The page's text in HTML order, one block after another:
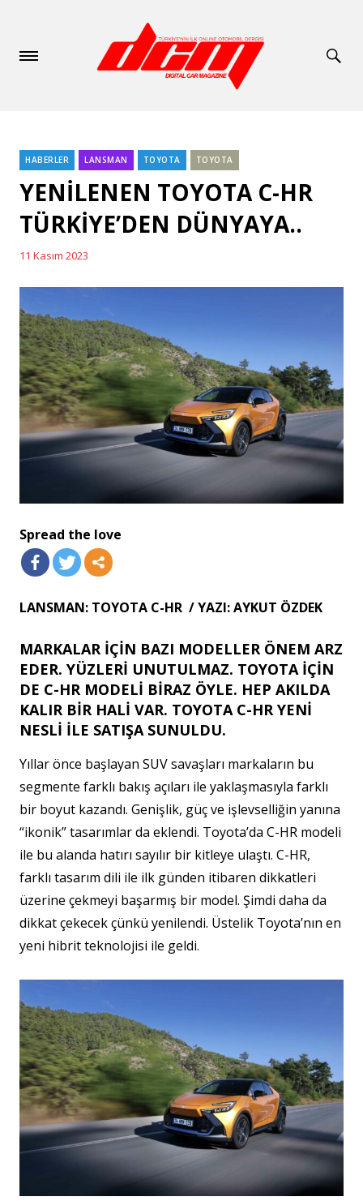
Categories
HABERLER LANSMAN TOYOTA TOYOTA
YENİLENEN TOYOTA C-HR
TÜRKİYE’DEN DÜNYAYA..
Posted
11 Kasım 2023
Spread the love
LANSMAN: TOYOTA C-HR / YAZI: AYKUT ÖZDEK
MARKALAR İÇİN BAZI MODELLER ÖNEM ARZ
EDER. YÜZLERİ UNUTULMAZ. TOYOTA İÇİN
DE C-HR MODELİ BİRAZ ÖYLE. HEP AKILDA
KALIR BİR HALİ VAR. TOYOTA C-HR YENİ
NESLİ İLE SATIŞA SUNULDU.
Yıllar önce başlayan SUV savaşları markaların bu
segmente farklı bakış açıları ile yaklaşmasıyla farklı
bir boyut kazandı. Genişlik, güç ve işlevselliğin yanına
“ikonik” tasarımlar da eklendi. Toyota’da C-HR modeli
ile bu alanda hatırı sayılır bir kitleye ulaştı. C-HR,
farklı tasarım dili ile ilk günden itibaren dikkatleri
üzerine çekmeyi başarmış bir model. Şimdi daha da
dikkat çekecek çünkü yenilendi. Üstelik Toyota’nın en
yeni hibrit teknolojisi ile geldi.